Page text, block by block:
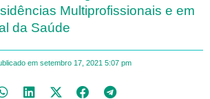
Multiprofissionais e em
da Saúde
em setembro 17, 2021 5:07 pm